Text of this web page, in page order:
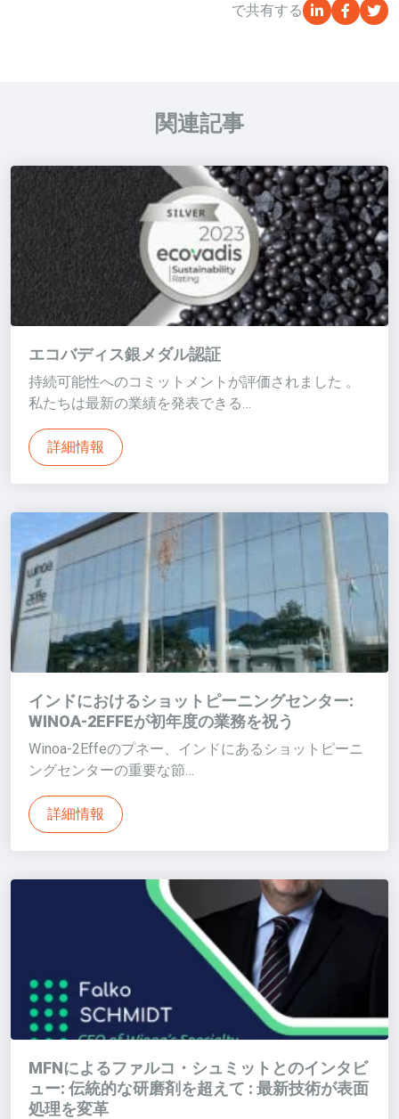
で共有する
関連記事
エコバディス銀メダル認証
持続可能性へのコミットメントが評価されました 。
私たちは最新の業績を発表できる…
詳細情報
インドにおけるショットピーニングセンター:
WINOA-2EFFEが初年度の業務を祝う
Winoa-2Effeのプネー、インドにあるショットピーニ
ングセンターの重要な節…
詳細情報
MFNによるファルコ・シュミットとのインタビ
ュー: 伝統的な研磨剤を超えて : 最新技術が表面
処理を変革